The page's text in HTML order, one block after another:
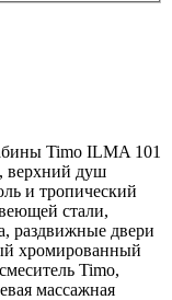
Timo ILMA 101
верхний душ
и тропический
стали,
раздвижные двери
хромированный
Timo,
массажная